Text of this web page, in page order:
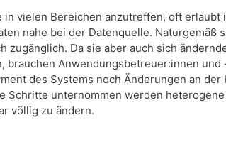
in vielen Bereichen anzutreffen, oft erlaubt
nahe bei der Datenquelle. Naturgemäß
zugänglich. Da sie aber auch sich
brauchen Anwendungsbetreuer:innen
des Systems noch Änderungen an der
Schritte unternommen werden
völlig zu ändern.